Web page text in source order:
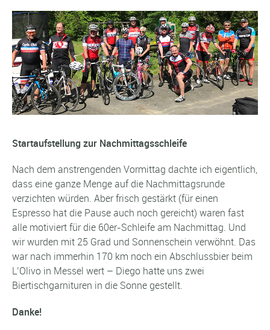
Startaufstellung zur Nachmittagsschleife
Nach dem anstrengenden Vormittag dachte ich eigentlich,
dass eine ganze Menge auf die Nachmittagsrunde
verzichten würden. Aber frisch gestärkt (für einen
Espresso hat die Pause auch noch gereicht) waren fast
alle motiviert für die 60er-Schleife am Nachmittag. Und
wir wurden mit 25 Grad und Sonnenschein verwöhnt. Das
war nach immerhin 170 km noch ein Abschlussbier beim
L’Olivo in Messel wert – Diego hatte uns zwei
Biertischgarnituren in die Sonne gestellt.
Danke!